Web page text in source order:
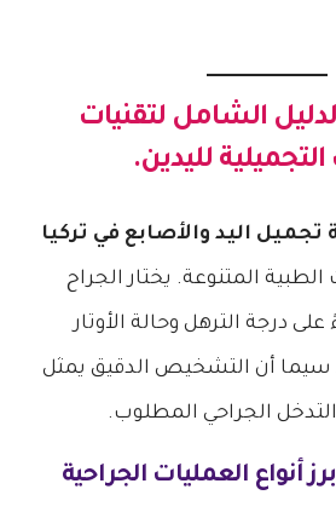
الشامل لتقنيات
التجميلية لليدين.
تجميل اليد والأصابع في تركيا
الطبية المتنوعة. يختار الجراح
على درجة الترهل وحالة الأوتار
سيما أن التشخيص الدقيق يمثل
الجراحي المطلوب.
أنواع العمليات الجراحية